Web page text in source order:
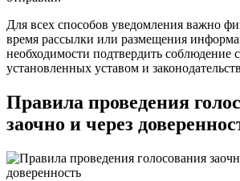
Для всех способов уведомления важно
время рассылки или размещения
необходимости подтвердить соблюдение
установленных уставом и
Правила проведения
заочно и через